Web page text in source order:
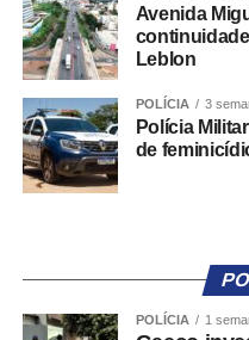
Os réus chegaram a
negados.
Com o trânsito em
cumprimento da
ressarcimento ao erário
condenados.
“Intime-se o requeridos,
de quinze (15) dias, pagar
Avenida
Leblon
POLÍCIA 3
Polícia
de
POLÍCIA 1